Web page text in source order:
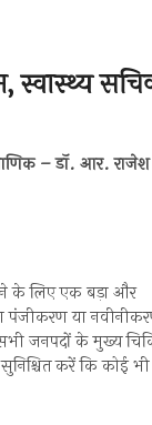
स्वास्थ्य
– डॉ. आर.
के लिए एक बड़ा और
पंजीकरण या
जनपदों के मुख्य
करें कि कोई भी